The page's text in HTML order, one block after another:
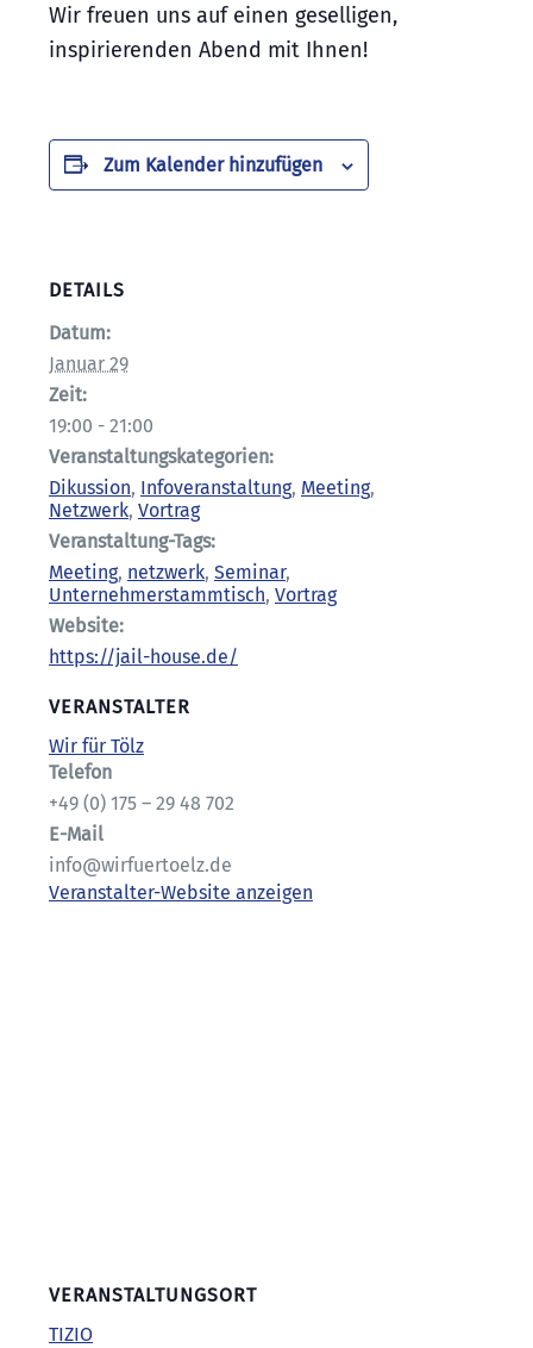
Wir freuen uns auf einen geselligen,
inspirierenden Abend mit Ihnen!
Zum Kalender hinzufügen
DETAILS
Datum:
Januar 29
Zeit:
19:00 - 21:00
Veranstaltungskategorien:
Dikussion, Infoveranstaltung, Meeting,
Netzwerk, Vortrag
Veranstaltung-Tags:
Meeting, netzwerk, Seminar,
Unternehmerstammtisch, Vortrag
Website:
https://jail-house.de/
VERANSTALTER
Wir für Tölz
Telefon
+49 (0) 175 – 29 48 702
E-Mail
info@wirfuertoelz.de
Veranstalter-Website anzeigen
VERANSTALTUNGSORT
TIZIO